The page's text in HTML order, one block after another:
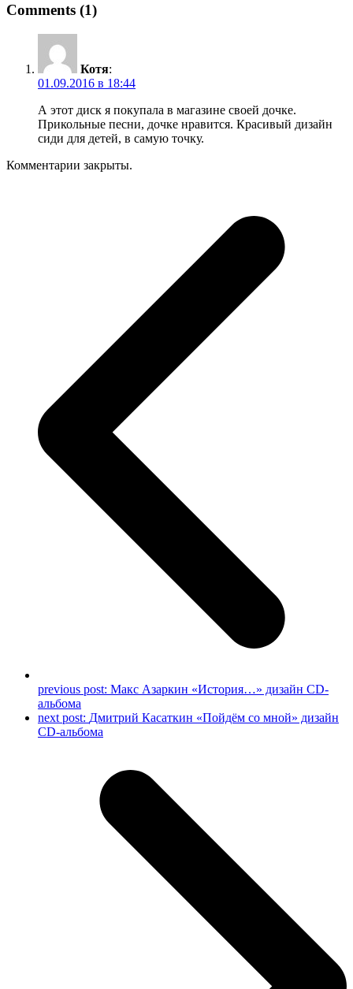
Comments (1)
Котя:
01.09.2016 в 18:44
А этот диск я покупала в магазине своей дочке.
Прикольные песни, дочке нравится. Красивый дизайн
сиди для детей, в самую точку.
Комментарии закрыты.
previous post: Макс Азаркин «История…» дизайн CD-
альбома
next post: Дмитрий Касаткин «Пойдём со мной» дизайн
CD-альбома